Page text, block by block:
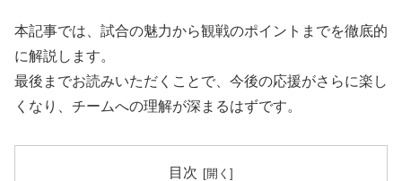
本記事では、試合の魅力から観戦のポイントまでを徹底的
に解説します。
最後までお読みいただくことで、今後の応援がさらに楽し
くなり、チームへの理解が深まるはずです。
目次